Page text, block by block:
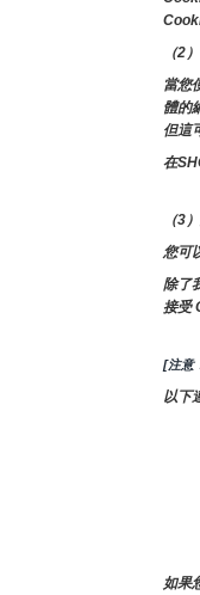
（2
當您
體的
但這
在
（3
您可
除了
接受
[注意
以下
如果